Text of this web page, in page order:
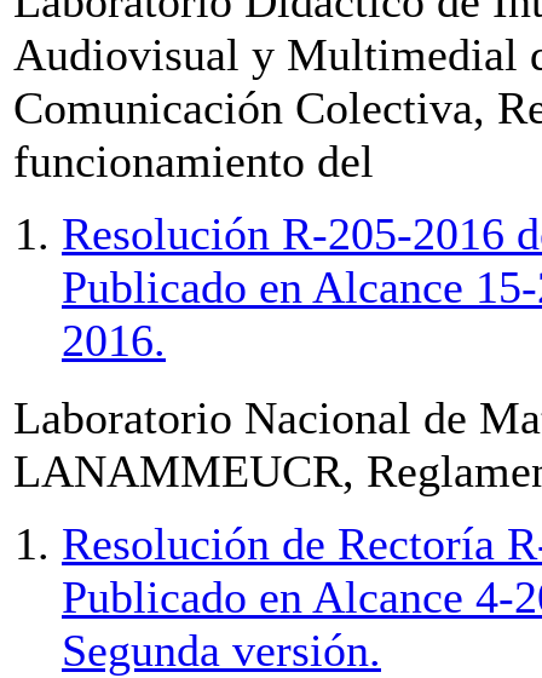
Audiovisual y Multimedial
Comunicación Colectiva,
funcionamiento del
Resolución R-205-2016
Publicado en Alcance
2016.
Laboratorio Nacional de
LANAMMEUCR,
Resolución de Rectoría
Publicado en Alcance 4-
Segunda versión.